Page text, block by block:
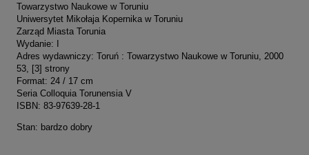
Towarzystwo Naukowe w Toruniu
Uniwersytet Mikołaja Kopernika w Toruniu
Zarząd Miasta Torunia
Wydanie: I
Adres wydawniczy: Toruń : Towarzystwo Naukowe w Toruniu, 2000
53, [3] strony
Format: 24 / 17 cm
Seria Colloquia Torunensia V
ISBN: 83-97639-28-1
Stan: bardzo dobry